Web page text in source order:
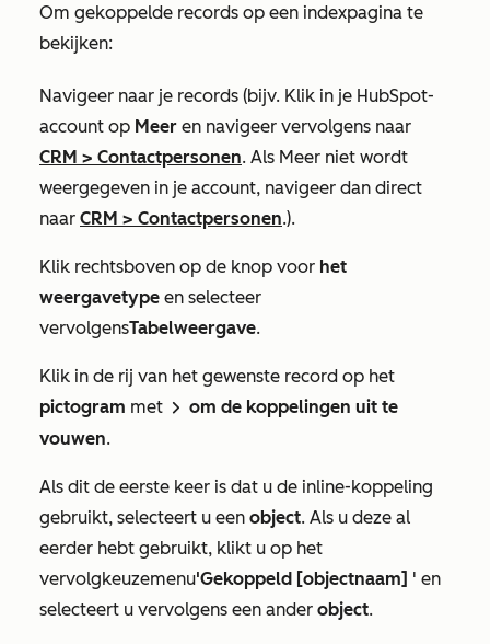
Om gekoppelde records op een indexpagina te
bekijken:
Navigeer naar je records (bijv. Klik in je HubSpot-
account op Meer en navigeer vervolgens naar
CRM > Contactpersonen. Als Meer niet wordt
weergegeven in je account, navigeer dan direct
naar CRM > Contactpersonen.).
Klik rechtsboven op de knop voor het
weergavetype en selecteer
vervolgensTabelweergave.
Klik in de rij van het gewenste record op het
pictogram met rightCaret om de koppelingen uit te
vouwen.
Als dit de eerste keer is dat u de inline-koppeling
gebruikt, selecteert u een object. Als u deze al
eerder hebt gebruikt, klikt u op het
vervolgkeuzemenu'Gekoppeld [objectnaam] ' en
selecteert u vervolgens een ander object.